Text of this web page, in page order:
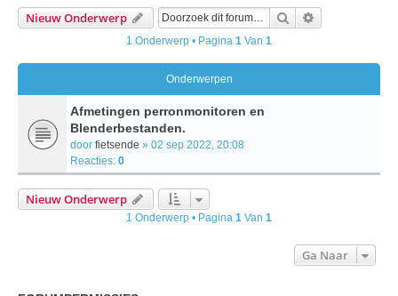
Nieuw Onderwerp Zoek
1 Onderwerp • Pagina 1 Van 1
Onderwerpen
Afmetingen perronmonitoren en
Blenderbestanden.
door fietsende » 02 sep 2022, 20:08
Reacties: 0
Nieuw Onderwerp
1 Onderwerp • Pagina 1 Van 1
Ga Naar